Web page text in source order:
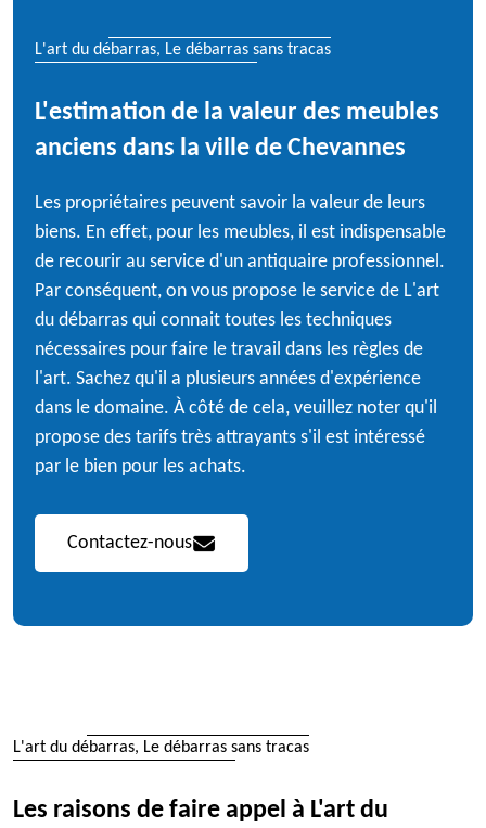
L'art du débarras, Le débarras sans tracas
L'estimation de la valeur des meubles
anciens dans la ville de Chevannes
Les propriétaires peuvent savoir la valeur de leurs
biens. En effet, pour les meubles, il est indispensable
de recourir au service d'un antiquaire professionnel.
Par conséquent, on vous propose le service de L'art
du débarras qui connait toutes les techniques
nécessaires pour faire le travail dans les règles de
l'art. Sachez qu'il a plusieurs années d'expérience
dans le domaine. À côté de cela, veuillez noter qu'il
propose des tarifs très attrayants s'il est intéressé
par le bien pour les achats.
Contactez-nous
L'art du débarras, Le débarras sans tracas
Les raisons de faire appel à L'art du